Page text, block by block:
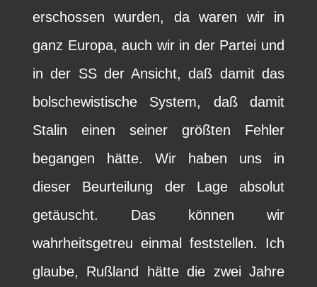
erschossen wurden, da waren wir in
ganz Europa, auch wir in der Partei und
in der SS der Ansicht, daß damit das
bolschewistische System, daß damit
Stalin einen seiner größten Fehler
begangen hätte. Wir haben uns in
dieser Beurteilung der Lage absolut
getäuscht. Das können wir
wahrheitsgetreu einmal feststellen. Ich
glaube, Rußland hätte die zwei Jahre